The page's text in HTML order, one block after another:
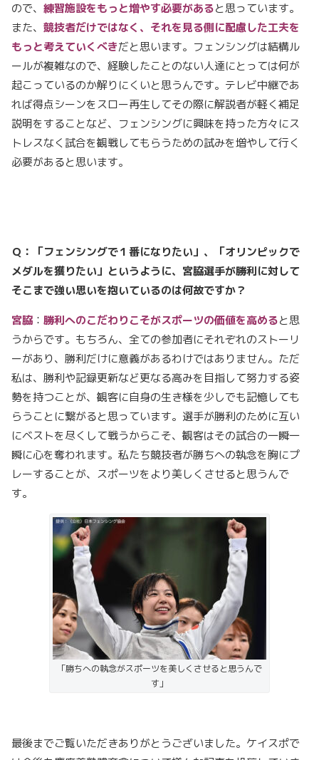
ので、 練習施設をもっと増やす必要があると思っています。
また、 競技者だけではなく、それを見る側に配慮した工夫を
もっと考えていくべきだと思います。フェンシングは結構ル
ールが複雑なので、経験したことのない人達にとっては何が
起こっているのか解りにくいと思うんです。テレビ中継であ
れば得点シーンをスロー再生してその際に解説者が軽く補足
説明をすることなど、フェンシングに興味を持った方々にス
トレスなく試合を観戦してもらうための試みを増やして行く
必要があると思います。
Ｑ：「フェンシングで１番になりたい」、「オリンピックで
メダルを獲りたい」というように、宮脇選手が勝利に対して
そこまで強い思いを抱いているのは何故ですか？
宮脇 ： 勝利へのこだわりこそがスポーツの価値を高めると思
うからです。もちろん、全ての参加者にそれぞれのストーリ
ーがあり、勝利だけに意義があるわけではありません。ただ
私は、勝利や記録更新など更なる高みを目指して努力する姿
勢を持つことが、観客に自身の生き様を少しでも記憶しても
らうことに繋がると思っています。選手が勝利のために互い
にベストを尽くして戦うからこそ、観客はその試合の一瞬一
瞬に心を奪われます。私たち競技者が勝ちへの執念を胸にプ
レーすることが、スポーツをより美しくさせると思うんで
す。
「勝ちへの執念がスポーツを美しくさせると思うんで
す」
最後までご覧いただきありがとうございました。ケイスポで